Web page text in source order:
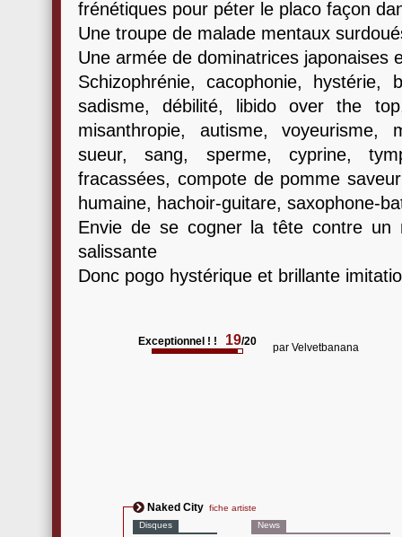
frénétiques pour péter le placo façon
Une troupe de malade mentaux
Une armée de dominatrices japonaises
Schizophrénie, cacophonie, hystérie,
sadisme, débilité, libido over the
misanthropie, autisme, voyeurisme,
sueur, sang, sperme, cyprine,
fracassées, compote de pomme
humaine, hachoir-guitare, saxophone-
Envie de se cogner la tête contre un
salissante
Donc pogo hystérique et brillante
Exceptionnel ! ! 19/20 par Velvetbanana
Naked City fiche artiste
Disques
News